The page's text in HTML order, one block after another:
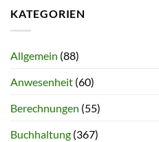
KATEGORIEN
Allgemein (88)
Anwesenheit (60)
Berechnungen (55)
Buchhaltung (367)